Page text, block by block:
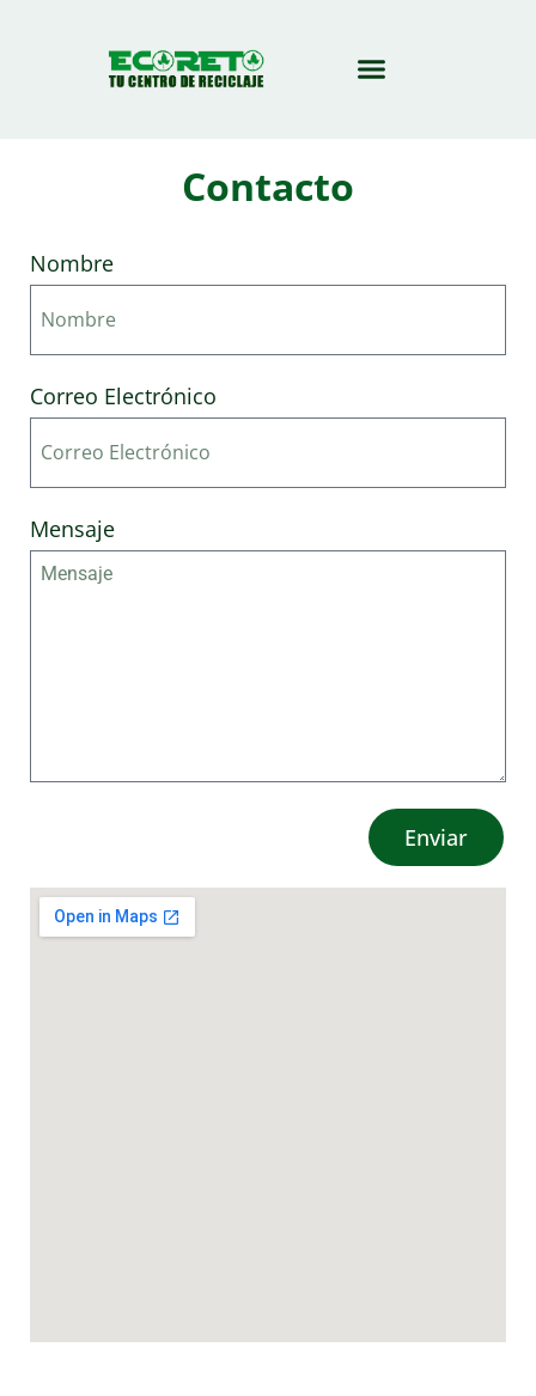
Contacto
Nombre
Correo Electrónico
Mensaje
Enviar